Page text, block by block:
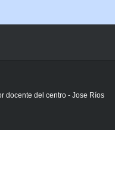
docente del centro - Jose Ríos